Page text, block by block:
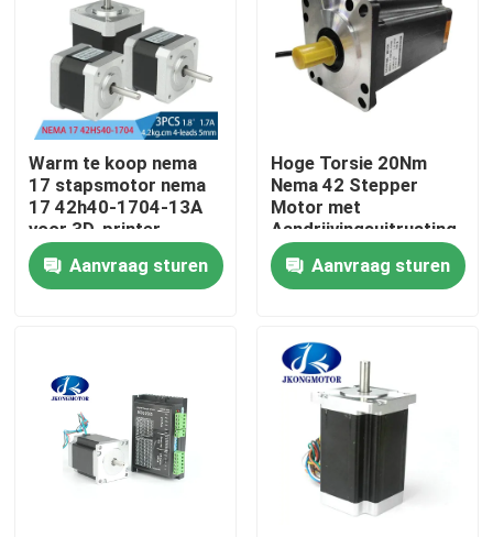
Ongeveer ons
Fabrieksreis
Kwaliteitscontrole
Contacteer ons
met een ingebouwde stapsservo-motor
Geïntegreerde DC-servomotor
Warm te koop nema
17 stapsmotor nema
17 42h40-1704-13A
voor 3D-printer
Aanvraag sturen
Hoge Torsie 20Nm
Nema 42 Stepper
Motor met
Aandrijvingsuitrusting
voor CNC Machine
Aanvraag sturen